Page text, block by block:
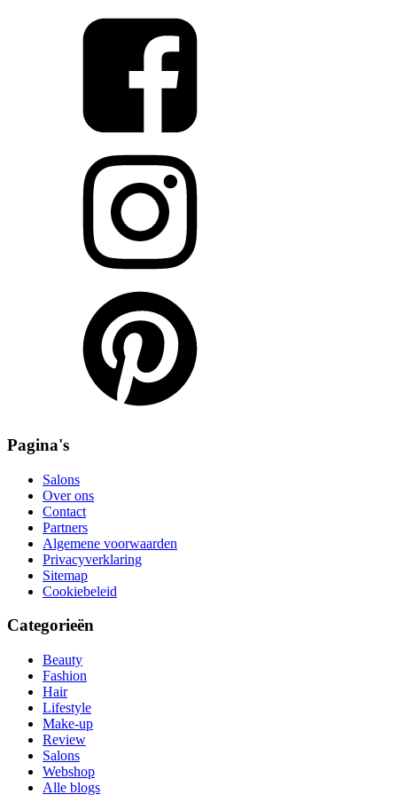
Pagina's
Salons
Over ons
Contact
Partners
Algemene voorwaarden
Privacyverklaring
Sitemap
Cookiebeleid
Categorieën
Beauty
Fashion
Hair
Lifestyle
Make-up
Review
Salons
Webshop
Alle blogs